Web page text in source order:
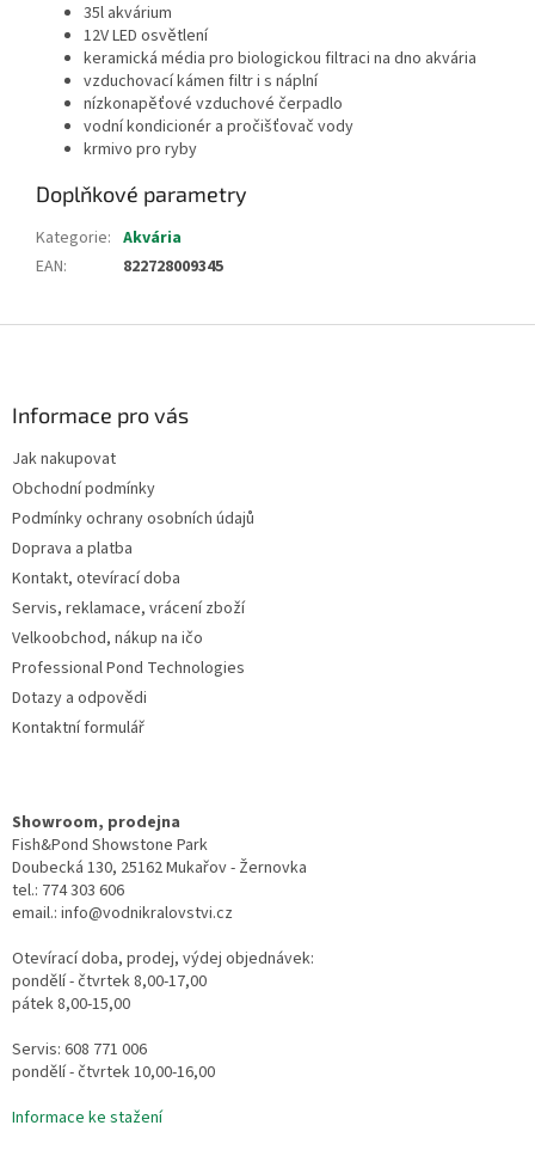
35l akvárium
12V LED osvětlení
keramická média pro biologickou filtraci na dno akvária
vzduchovací kámen filtr i s náplní
nízkonapěťové vzduchové čerpadlo
vodní kondicionér a pročišťovač vody
krmivo pro ryby
Doplňkové parametry
Kategorie: Akvária
EAN: 822728009345
Informace pro vás
Jak nakupovat
Obchodní podmínky
Podmínky ochrany osobních údajů
Doprava a platba
Kontakt, otevírací doba
Servis, reklamace, vrácení zboží
Velkoobchod, nákup na ičo
Professional Pond Technologies
Dotazy a odpovědi
Kontaktní formulář
Showroom, prodejna
Fish&Pond Showstone Park
Doubecká 130, 25162 Mukařov - Žernovka
tel.: 774 303 606
email.: info@vodnikralovstvi.cz
Otevírací doba, prodej, výdej objednávek:
pondělí - čtvrtek 8,00-17,00
pátek 8,00-15,00
Servis: 608 771 006
pondělí - čtvrtek 10,00-16,00
Informace ke stažení